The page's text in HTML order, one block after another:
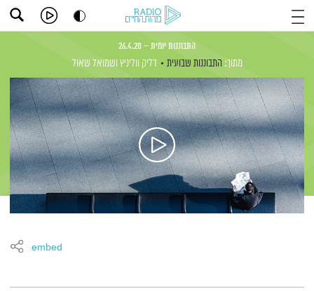
התבוננות יומית – 26.4.20
מתוך: התבוננות שבועית דליק ווליניץ ושמואל שאול
embed